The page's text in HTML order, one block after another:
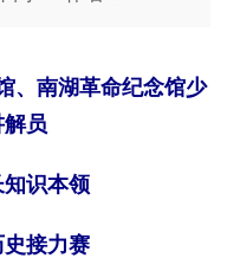
、南湖革命纪念馆少
员
识本领
接力赛